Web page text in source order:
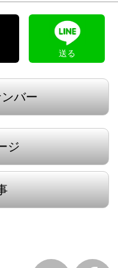
送る
バー
ジ